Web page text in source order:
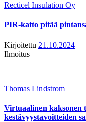
Recticel Insulation Oy
PIR-katto pitää
Kirjoitettu 21.10.2024
Ilmoitus
Thomas Lindstrom
Virtuaalinen kaksonen
kestävyystavoitteiden